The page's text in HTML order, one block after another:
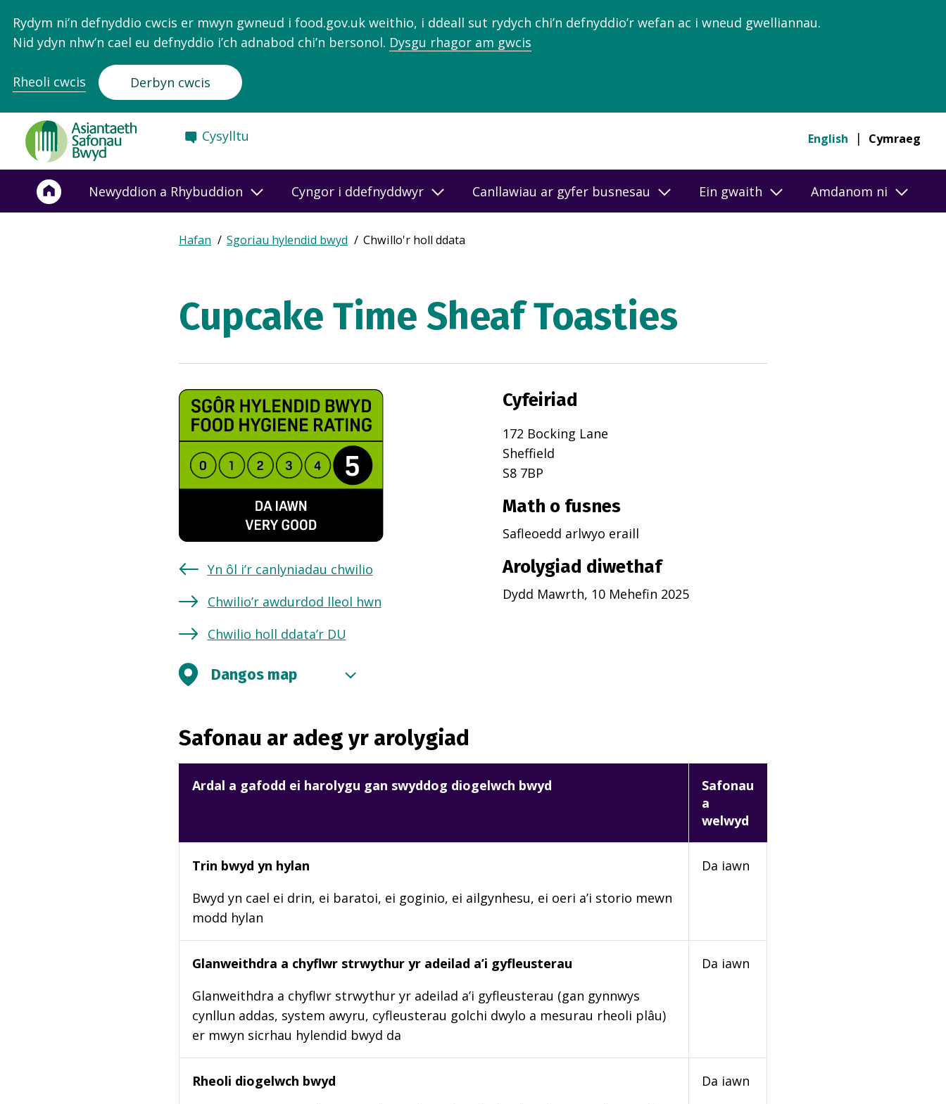
Rydym ni’n defnyddio cwcis er mwyn gwneud i food.gov.uk weithio, i ddeall sut rydych chi’n defnyddio’r wefan ac i wneud gwelliannau.
Nid ydyn nhw’n cael eu defnyddio i’ch adnabod chi’n bersonol. Dysgu rhagor am gwcis
Rheoli cwcis Derbyn cwcis
Food
Standards
Agency
Frontpage
Cysylltu English Cymraeg
Newyddion a Rhybuddion Cyngor i ddefnyddwyr Canllawiau ar gyfer busnesau Ein gwaith Amdanom ni
Breadcrumb
Expand
breadcrumb
Hafan Sgoriau hylendid bwyd Chwillo'r holl ddata
Cupcake Time Sheaf Toasties
Yn ôl i’r canlyniadau chwilio
Chwilio’r awdurdod lleol hwn
Chwilio holl ddata’r DU
Cyfeiriad
172 Bocking Lane
Sheffield
S8 7BP
Math o fusnes
Safleoedd arlwyo eraill
Arolygiad diwethaf
Dydd Mawrth, 10 Mehefin 2025
Dangos map
Safonau ar adeg yr arolygiad
Ardal a gafodd ei harolygu gan swyddog diogelwch bwyd
Safonau
a
welwyd
Trin bwyd yn hylan
Bwyd yn cael ei drin, ei baratoi, ei goginio, ei ailgynhesu, ei oeri a’i storio mewn
modd hylan
Da iawn
Glanweithdra a chyflwr strwythur yr adeilad a’i gyfleusterau
Glanweithdra a chyflwr strwythur yr adeilad a’i gyfleusterau (gan gynnwys
cynllun addas, system awyru, cyfleusterau golchi dwylo a mesurau rheoli plâu)
er mwyn sicrhau hylendid bwyd da
Da iawn
Rheoli diogelwch bwyd
Da iawn